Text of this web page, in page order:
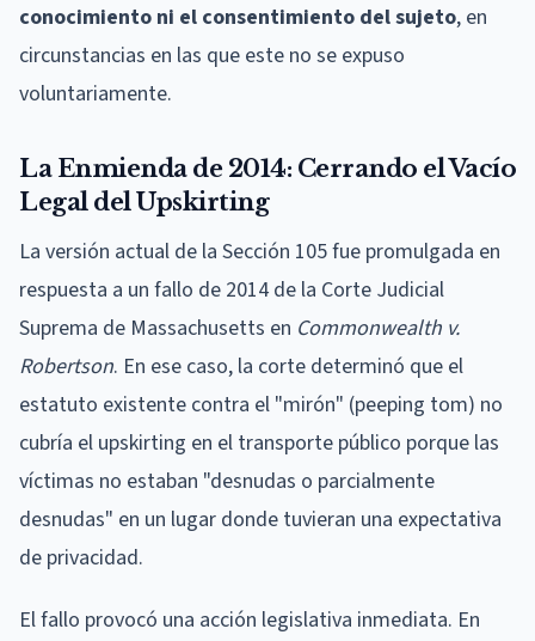
conocimiento ni el consentimiento del sujeto, en
circunstancias en las que este no se expuso
voluntariamente.
La Enmienda de 2014: Cerrando el Vacío
Legal del Upskirting
La versión actual de la Sección 105 fue promulgada en
respuesta a un fallo de 2014 de la Corte Judicial
Suprema de Massachusetts en Commonwealth v.
Robertson. En ese caso, la corte determinó que el
estatuto existente contra el "mirón" (peeping tom) no
cubría el upskirting en el transporte público porque las
víctimas no estaban "desnudas o parcialmente
desnudas" en un lugar donde tuvieran una expectativa
de privacidad.
El fallo provocó una acción legislativa inmediata. En